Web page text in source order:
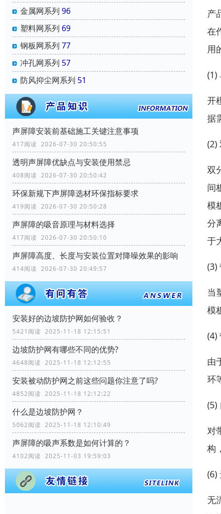
金属网系列 96
塑料网系列 69
钢板网系列 77
冲孔网系列 57
防风抑尘网系列 51
声屏障安装前基础施工关键注意事项
417阅读 2026-07-30 20:50:55
透明声屏障优缺点与安装使用禁忌
408阅读 2026-07-30 20:50:42
环保新规下声屏障选材环保指标要求
419阅读 2026-07-30 20:50:28
声屏障的吸音原理与材料选择
417阅读 2026-07-30 20:50:10
声屏障高度、长度与安装位置对降噪效果的影响
414阅读 2026-07-30 20:49:57
安装好的边坡防护网如何验收？
5421阅读 2025-11-18 12:15:51
边坡防护网有哪些不同的优势?
4648阅读 2025-11-18 12:12:55
安装被动防护网之前这些问题你注意了吗?
4852阅读 2025-11-18 12:12:22
什么是边坡防护网？
5062阅读 2025-11-18 12:10:49
声屏障的吸声系数是如何计算的？
4102阅读 2025-11-03 19:59:03
产
在
用
(1)
开
据
(2)
双
间
模
分
于
(3)
当
模
(4)
由
环
(5)
对
构
(6)
无